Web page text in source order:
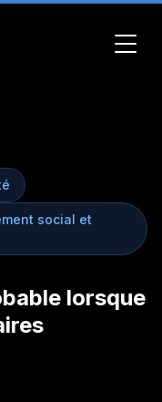
social et
lorsque